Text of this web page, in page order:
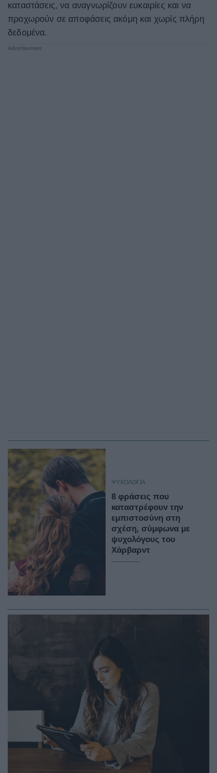
καταστάσεις, να αναγνωρίζουν ευκαιρίες και να
προχωρούν σε αποφάσεις ακόμη και χωρίς πλήρη
δεδομένα.
ΨΥΧΟΛΟΓΙΑ
8 φράσεις που
καταστρέφουν την
εμπιστοσύνη στη
σχέση, σύμφωνα με
ψυχολόγους του
Χάρβαρντ